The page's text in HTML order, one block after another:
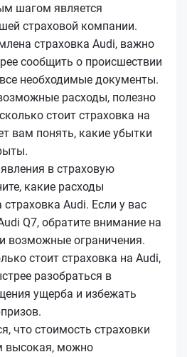
шагом является
страховой компании.
страховка Audi, важно
сообщить о происшествии
необходимые документы.
расходы, полезно
стоит страховка на
вам понять, какие убытки
в страховую
какие расходы
Audi. Если у вас
Q7, обратите внимание на
возможные ограничения.
стоит страховка на Audi,
разобраться в
ущерба и избежать
что стоимость страховки
высокая, можно